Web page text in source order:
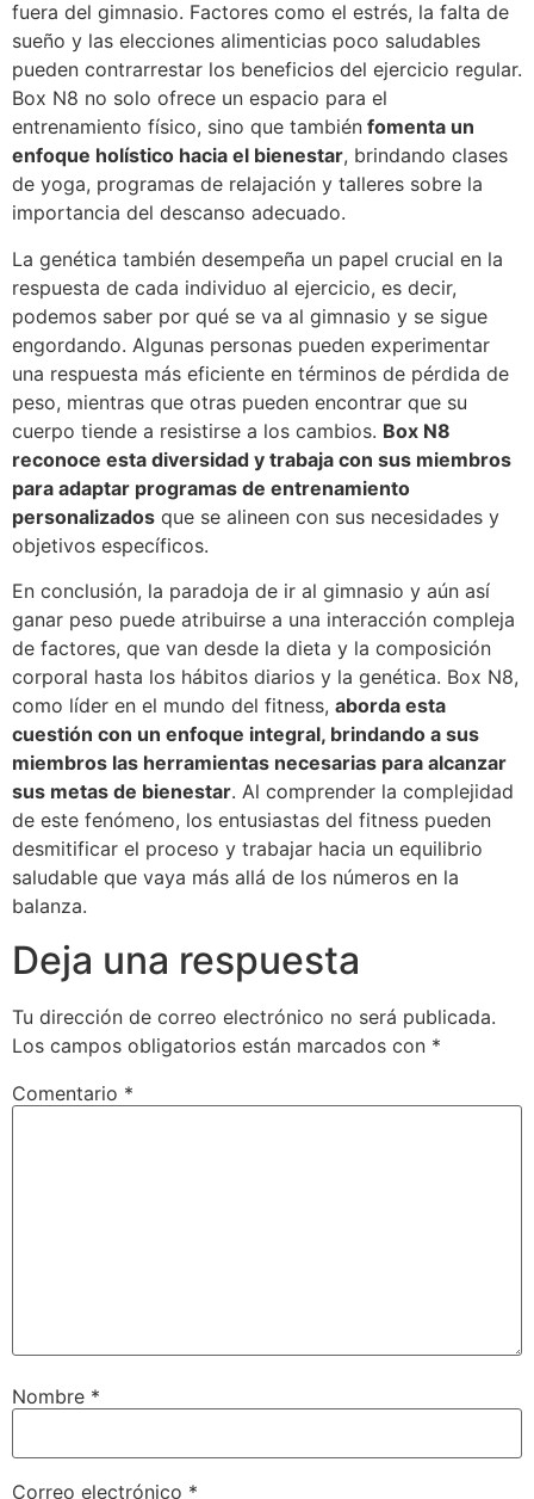
fuera del gimnasio. Factores como el estrés, la falta de
sueño y las elecciones alimenticias poco saludables
pueden contrarrestar los beneficios del ejercicio regular.
Box N8 no solo ofrece un espacio para el
entrenamiento físico, sino que también fomenta un
enfoque holístico hacia el bienestar, brindando clases
de yoga, programas de relajación y talleres sobre la
importancia del descanso adecuado.
La genética también desempeña un papel crucial en la
respuesta de cada individuo al ejercicio, es decir,
podemos saber por qué se va al gimnasio y se sigue
engordando. Algunas personas pueden experimentar
una respuesta más eficiente en términos de pérdida de
peso, mientras que otras pueden encontrar que su
cuerpo tiende a resistirse a los cambios. Box N8
reconoce esta diversidad y trabaja con sus miembros
para adaptar programas de entrenamiento
personalizados que se alineen con sus necesidades y
objetivos específicos.
En conclusión, la paradoja de ir al gimnasio y aún así
ganar peso puede atribuirse a una interacción compleja
de factores, que van desde la dieta y la composición
corporal hasta los hábitos diarios y la genética. Box N8,
como líder en el mundo del fitness, aborda esta
cuestión con un enfoque integral, brindando a sus
miembros las herramientas necesarias para alcanzar
sus metas de bienestar. Al comprender la complejidad
de este fenómeno, los entusiastas del fitness pueden
desmitificar el proceso y trabajar hacia un equilibrio
saludable que vaya más allá de los números en la
balanza.
Deja una respuesta
Tu dirección de correo electrónico no será publicada.
Los campos obligatorios están marcados con *
Comentario *
Nombre *
Correo electrónico *